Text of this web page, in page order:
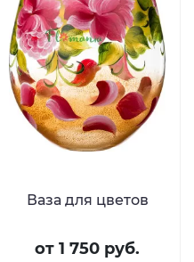
Ваза для цветов
от 1 750 руб.